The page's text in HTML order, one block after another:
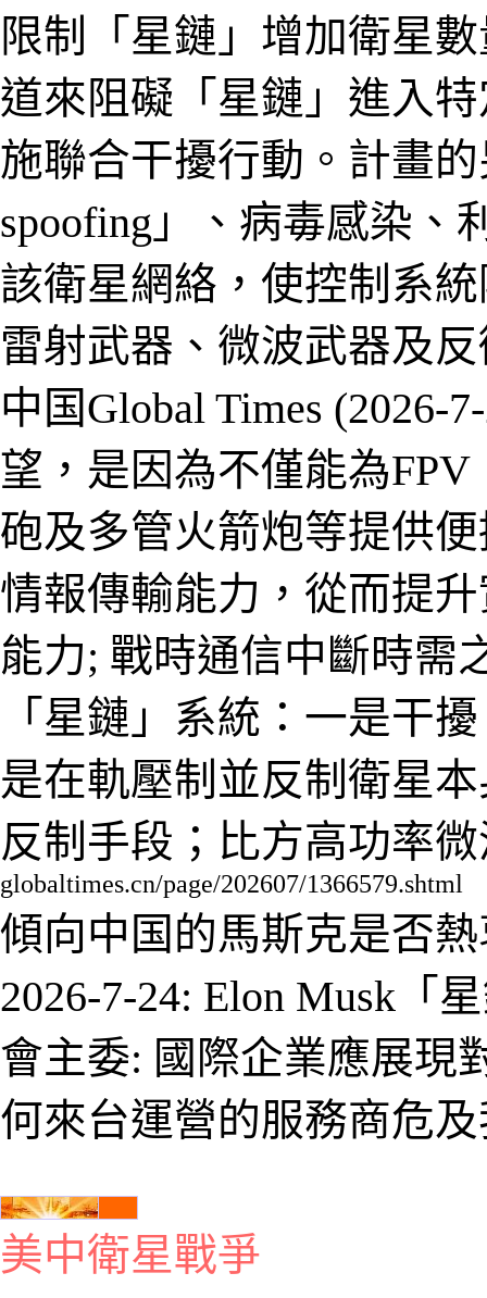
限制「星鏈」增加衛星
道來阻礙「星鏈」進入
施聯合干擾行動。計畫
spoofing 」、病毒感染、
該衛星網絡，使控制系
雷射武器、微波武器及
中 国Global Times (2026-
望，是因為不僅能為
砲及多管火箭炮等提供
情報傳輸能力，從而提
能力; 戰時通信中斷時需
「星鏈」系統：一是干
是在軌壓制並反制衛星
反制手段；比方高功率
globaltimes.cn/page/202607/1366579.shtml
傾向中国的馬斯克是否
2026-7-24: Elon Musk「
會主委: 國際企業應展現
何來台運營的服務商危
美中衛星戰爭